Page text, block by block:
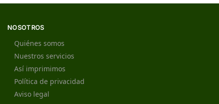
NOSOTROS
Quiénes somos
Nuestros servicios
Así imprimimos
Política de privacidad
Aviso legal